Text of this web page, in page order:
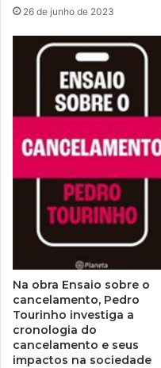
26 de junho de 2023
Na obra Ensaio sobre o
cancelamento, Pedro
Tourinho investiga a
cronologia do
cancelamento e seus
impactos na sociedade